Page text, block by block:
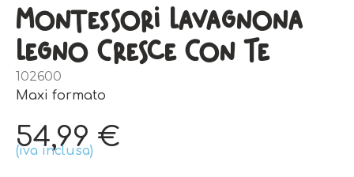
Montessori Lavagnona
Legno Cresce Con Te
102600
Maxi formato
54,99 €
(iva inclusa)